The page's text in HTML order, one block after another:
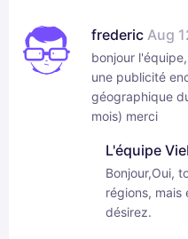
frederic Aug
bonjour
une publicité
géographique
mois) merci
L'équipe
Bonjour,Oui,
régions, mais
désirez.